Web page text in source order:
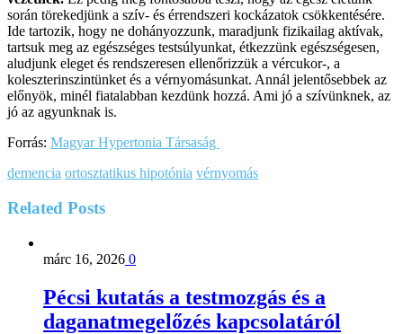
során törekedjünk a szív- és érrendszeri kockázatok csökkentésére.
Ide tartozik, hogy ne dohányozzunk, maradjunk fizikailag aktívak,
tartsuk meg az egészséges testsúlyunkat, étkezzünk egészségesen,
aludjunk eleget és rendszeresen ellenőrizzük a vércukor-, a
koleszterinszintünket és a vérnyomásunkat. Annál jelentősebbek az
előnyök, minél fiatalabban kezdünk hozzá. Ami jó a szívünknek, az
jó az agyunknak is.
Forrás: Magyar Hypertonia Társaság
demencia ortosztatikus hipotónia vérnyomás
Related Posts
márc 16, 2026 0
Pécsi kutatás a testmozgás és a
daganatmegelőzés kapcsolatáról